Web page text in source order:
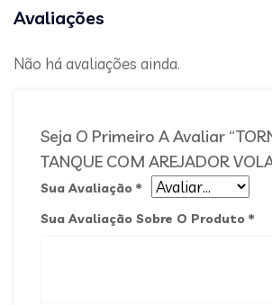
Avaliações
Não há avaliações ainda.
Seja O Primeiro A Avaliar
TANQUE COM AREJADOR
Sua Avaliação *
Sua Avaliação Sobre O Produto *